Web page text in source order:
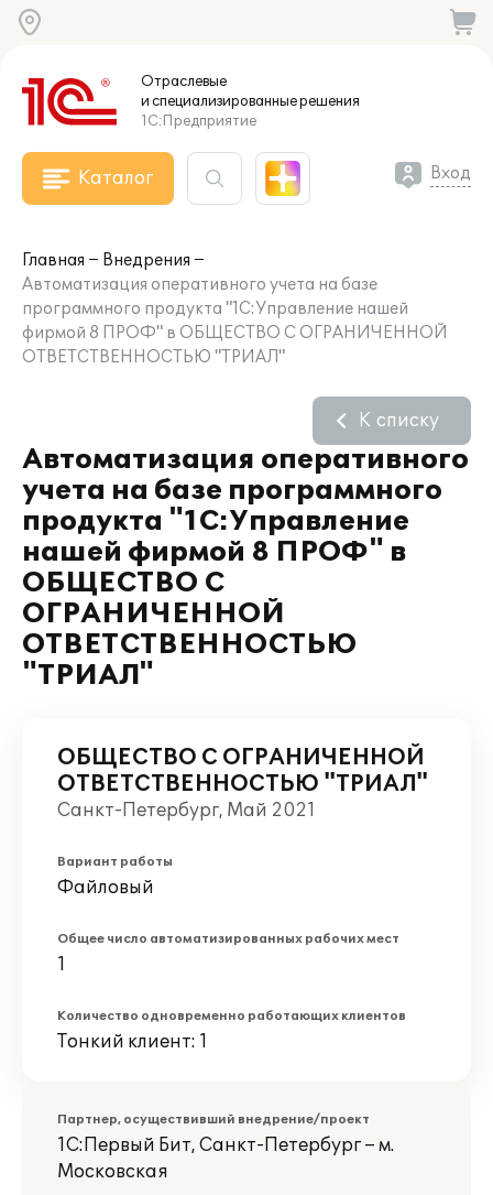
Отраслевые
и специализированныерешения
1С:Предприятие
Каталог Вход
Главная
Внедрения
Автоматизация оперативного учета на базе
программного продукта "1С:Управление нашей
фирмой 8 ПРОФ" в ОБЩЕСТВО С ОГРАНИЧЕННОЙ
ОТВЕТСТВЕННОСТЬЮ "ТРИАЛ"
Автоматизация оперативного
учета на базе программного
продукта "1С:Управление
нашей фирмой 8 ПРОФ" в
ОБЩЕСТВО С
ОГРАНИЧЕННОЙ
ОТВЕТСТВЕННОСТЬЮ
"ТРИАЛ"
К списку
ОБЩЕСТВО С ОГРАНИЧЕННОЙ
ОТВЕТСТВЕННОСТЬЮ "ТРИАЛ"
Санкт-Петербург, Май 2021
Вариант работы
Файловый
Общее число автоматизированных рабочих мест
1
Количество одновременно работающих клиентов
Тонкий клиент: 1
Партнер, осуществивший внедрение/проект
1С:Первый Бит, Санкт-Петербург – м.
Московская